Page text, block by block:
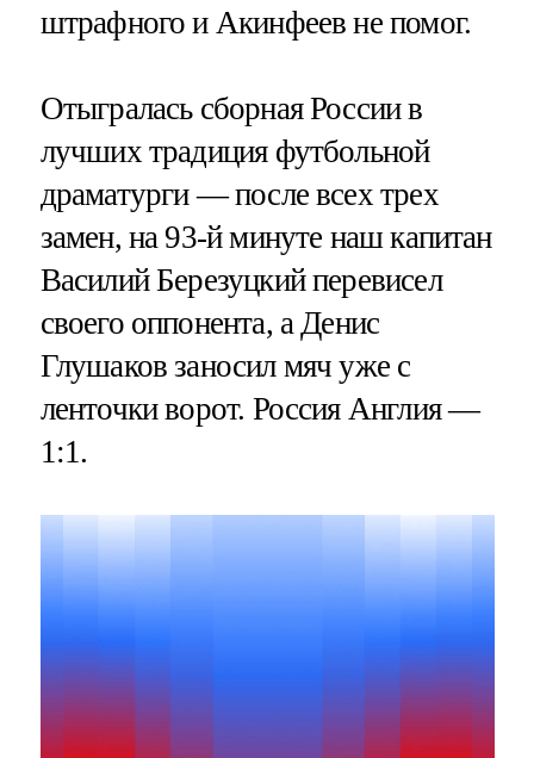
штрафного и Акинфеев не помог.
Отыгралась сборная России в
лучших традиция футбольной
драматурги — после всех трех
замен, на 93-й минуте наш капитан
Василий Березуцкий перевисел
своего оппонента, а Денис
Глушаков заносил мяч уже с
ленточки ворот. Россия Англия —
1:1.